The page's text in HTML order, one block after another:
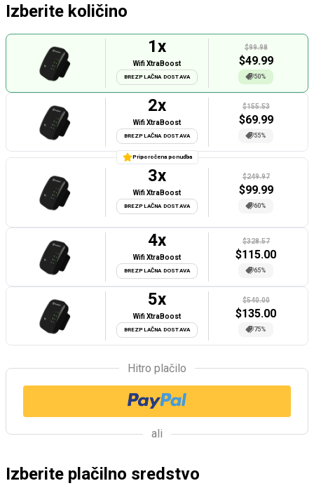
Izberite količino
1x
Wifi XtraBoost
BREZPLAČNA DOSTAVA
$99.98
$49.99
50%
2x
Wifi XtraBoost
BREZPLAČNA DOSTAVA
$155.53
$69.99
55%
Priporočena ponudba
3x
Wifi XtraBoost
BREZPLAČNA DOSTAVA
$249.97
$99.99
60%
4x
Wifi XtraBoost
BREZPLAČNA DOSTAVA
$328.57
$115.00
65%
5x
Wifi XtraBoost
BREZPLAČNA DOSTAVA
$540.00
$135.00
75%
Hitro plačilo
ali
Izberite plačilno sredstvo